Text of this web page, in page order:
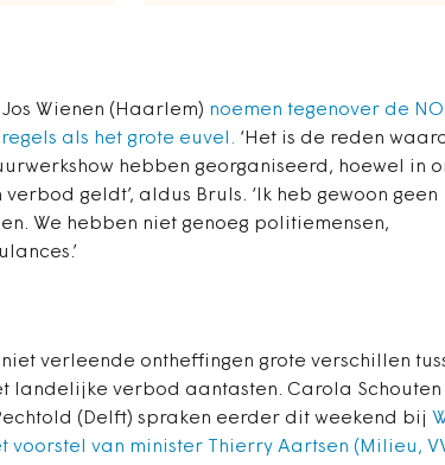
Wienen (Haarlem) noemen tegenover de
als het grote euvel. ‘Het is de reden
hebben georganiseerd, hoewel in
geldt’, aldus Bruls. ‘Ik heb gewoon geen
We hebben niet genoeg politiemensen,
verleende ontheffingen grote verschillen
landelijke verbod aantasten. Carola Schouten
(Delft) spraken eerder dit weekend bij
voorstel van minister Thierry Aartsen (Milieu,